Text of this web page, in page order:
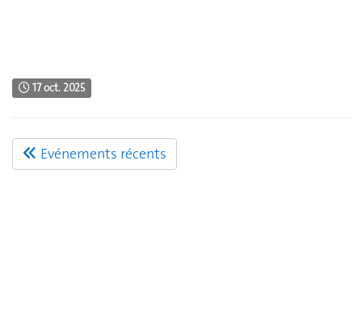
17 oct. 2025
Evénements récents